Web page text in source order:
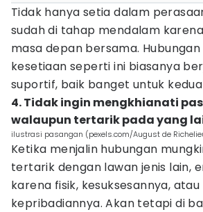
Tidak hanya setia dalam
sudah di tahap mendalam
masa depan bersama.
kesetiaan seperti ini biasanya
suportif, baik banget untuk
4. Tidak ingin mengkhianati
walaupun tertarik pada yang
ilustrasi pasangan (pexels.com/August de
Ketika menjalin hubungan
tertarik dengan lawan jenis lain,
karena fisik, kesuksesannya,
kepribadiannya. Akan tetapi di